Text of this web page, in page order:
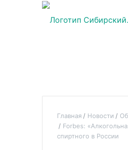
Главная Новости
Forbes:
спиртного в России